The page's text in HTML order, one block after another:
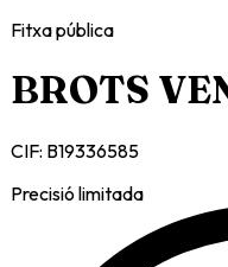
Fitxa pública
BROTS
CIF: B19336585
Precisió limitada